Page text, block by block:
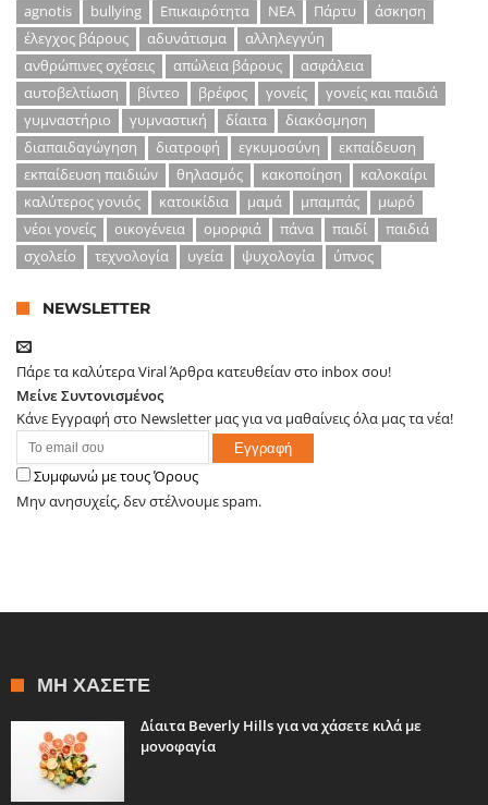
agnotis
bullying Επικαιρότητα ΝΕΑ Πάρτυ
άσκηση
έλεγχος βάρους
αδυνάτισμα
αλληλεγγύη
ανθρώπινες σχέσεις
απώλεια βάρους
ασφάλεια
αυτοβελτίωση
βίντεο βρέφος γονείς
γονείς και παιδιά
γυμναστήριο
γυμναστική δίαιτα
διακόσμηση
διαπαιδαγώγηση
διατροφή εγκυμοσύνη
εκπαίδευση
εκπαίδευση παιδιών
θηλασμός κακοποίηση
καλοκαίρι
καλύτερος γονιός
κατοικίδια μαμά μπαμπάς
μωρό
νέοι γονείς
οικογένεια ομορφιά πάνα παιδί
παιδιά
σχολείο
τεχνολογία υγεία ψυχολογία ύπνος
NEWSLETTER
Πάρε τα καλύτερα Viral Άρθρα κατευθείαν στο inbox σου!
Μείνε Συντονισμένος
Κάνε Εγγραφή στο Newsletter μας για να μαθαίνεις όλα μας τα νέα!
Συμφωνώ με τους Όρους
Μην ανησυχείς, δεν στέλνουμε spam.
ΜΗ ΧΆΣΕΤΕ
Δίαιτα Beverly Hills για να χάσετε κιλά με
μονοφαγία